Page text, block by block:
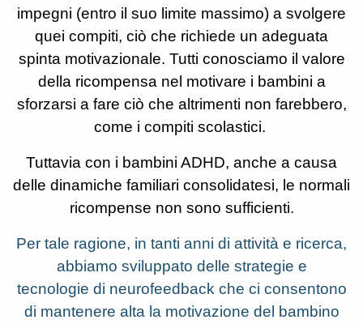
impegni (entro il suo limite massimo) a svolgere
quei compiti, ciò che richiede un adeguata
spinta motivazionale. Tutti conosciamo il valore
della ricompensa nel motivare i bambini a
sforzarsi a fare ciò che altrimenti non farebbero,
come i compiti scolastici.
Tuttavia con i bambini ADHD, anche a causa
delle dinamiche familiari consolidatesi, le normali
ricompense non sono sufficienti.
Per tale ragione, in tanti anni di attività e ricerca,
abbiamo sviluppato delle strategie e
tecnologie di neurofeedback che ci consentono
di mantenere alta la motivazione del bambino